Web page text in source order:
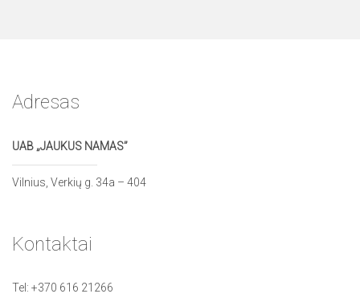
Adresas
UAB „JAUKUS NAMAS”
Vilnius, Verkių g. 34a – 404
Kontaktai
Tel: +370 616 21266